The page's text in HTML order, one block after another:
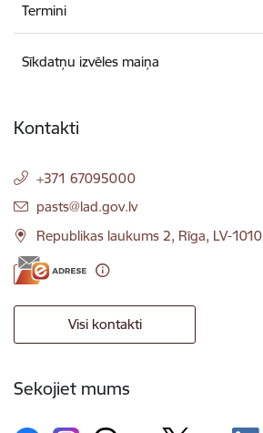
Termini
Sīkdatņu izvēles maiņa
Kontakti
+371 67095000
E-pasts:
pasts@lad.gov.lv
Republikas laukums 2, Rīga, LV-1010
Visi kontakti
Sekojiet mums